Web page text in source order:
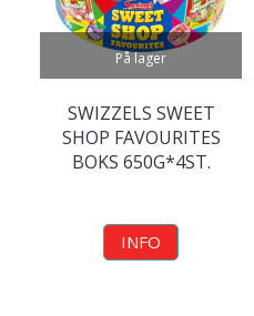
På lager
SWIZZELS SWEET
SHOP FAVOURITES
BOKS 650G*4ST.
INFO